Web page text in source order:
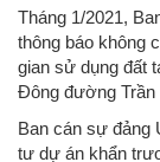
Tháng 1/2021,
thông báo không
gian sử dụng đất
Đông đường Trần
Ban cán sự đảng
tư dự án khẩn